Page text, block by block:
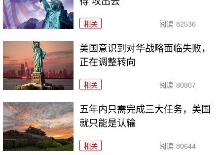
相关 阅读 82536
美国意识到对华战略面临失败，
正在调整转向
相关 阅读 80807
五年内只需完成三大任务，美国
就只能是认输
相关 阅读 80644